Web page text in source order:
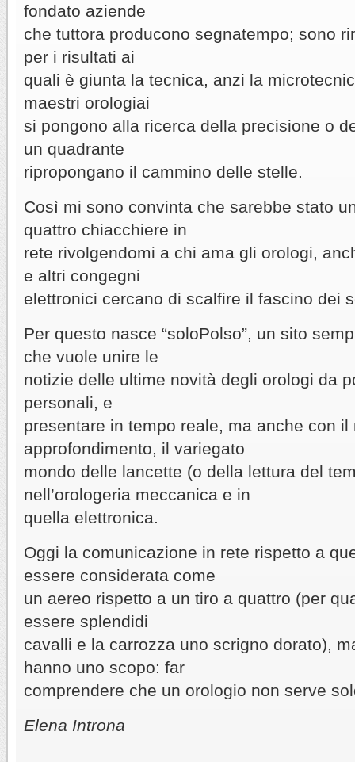
fondato aziende
che tuttora producono segnatempo; sono
per i risultati ai
quali è giunta la tecnica, anzi la
maestri orologiai
si pongono alla ricerca della precisione o
un quadrante
ripropongano il cammino delle stelle.
Così mi sono convinta che sarebbe stato
quattro chiacchiere in
rete rivolgendomi a chi ama gli orologi,
e altri congegni
elettronici cercano di scalfire il fascino dei
Per questo nasce “soloPolso”, un sito
che vuole unire le
notizie delle ultime novità degli orologi da
personali, e
presentare in tempo reale, ma anche con il
approfondimento, il variegato
mondo delle lancette (o della lettura del
nell’orologeria meccanica e in
quella elettronica.
Oggi la comunicazione in rete rispetto a
essere considerata come
un aereo rispetto a un tiro a quattro (per
essere splendidi
cavalli e la carrozza uno scrigno dorato),
hanno uno scopo: far
comprendere che un orologio non serve
Elena Introna